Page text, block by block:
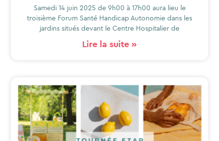
Samedi 14 juin 2025 de 9h00 à 17h00 aura lieu le
troisième Forum Santé Handicap Autonomie dans les
jardins situés devant le Centre Hospitalier de
Lire la suite »